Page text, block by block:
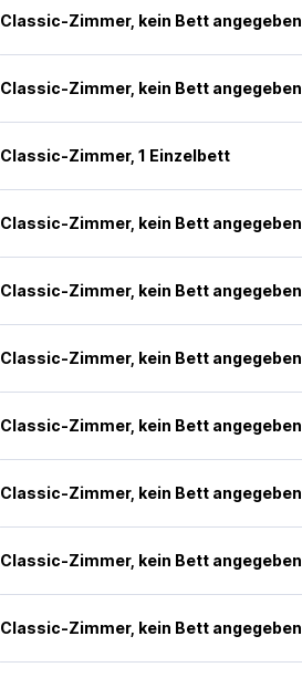
Classic-Zimmer, kein Bett angegeben
Classic-Zimmer, kein Bett angegeben
Classic-Zimmer, 1 Einzelbett
Classic-Zimmer, kein Bett angegeben
Classic-Zimmer, kein Bett angegeben
Classic-Zimmer, kein Bett angegeben
Classic-Zimmer, kein Bett angegeben
Classic-Zimmer, kein Bett angegeben
Classic-Zimmer, kein Bett angegeben
Classic-Zimmer, kein Bett angegeben